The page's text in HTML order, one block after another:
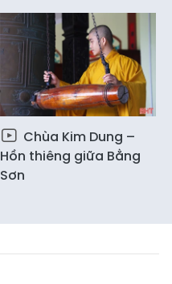
Chùa Kim Dung –
Hồn thiêng giữa Bằng
Sơn